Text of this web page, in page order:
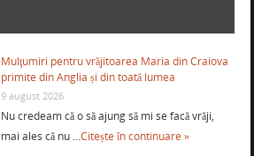
Mulţumiri pentru vrăjitoarea Maria din Craiova
primite din Anglia și din toată lumea
9 august 2026
Nu credeam că o să ajung să mi se facă vrăji,
mai ales că nu …Citește în continuare »